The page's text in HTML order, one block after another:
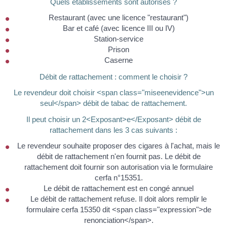
Quels établissements sont autorisés ?
Restaurant (avec une licence "restaurant")
Bar et café (avec licence III ou IV)
Station-service
Prison
Caserne
Débit de rattachement : comment le choisir ?
Le revendeur doit choisir <span class="miseenevidence">un
seul</span> débit de tabac de rattachement.
Il peut choisir un 2<Exposant>e</Exposant> débit de
rattachement dans les 3 cas suivants :
Le revendeur souhaite proposer des cigares à l'achat, mais le
débit de rattachement n'en fournit pas. Le débit de
rattachement doit fournir son autorisation via le formulaire
cerfa n°15351.
Le débit de rattachement est en congé annuel
Le débit de rattachement refuse. Il doit alors remplir le
formulaire cerfa 15350 dit <span class="expression">de
renonciation</span>.